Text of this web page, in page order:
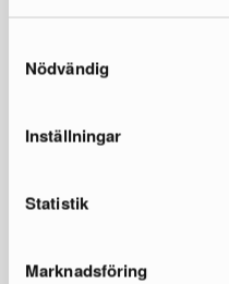
Nödvändig
Inställningar
Statistik
Marknadsföring
Chesterfield Lyx fåtölj
mörkbrun skinn
Du sparar 146 €